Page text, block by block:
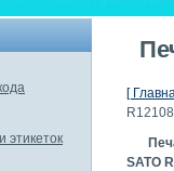
[
SATO
этикеток